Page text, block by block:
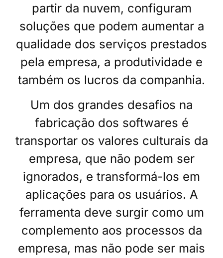
partir da nuvem, configuram
soluções que podem aumentar a
qualidade dos serviços prestados
pela empresa, a produtividade e
também os lucros da companhia.
Um dos grandes desafios na
fabricação dos softwares é
transportar os valores culturais da
empresa, que não podem ser
ignorados, e transformá-los em
aplicações para os usuários. A
ferramenta deve surgir como um
complemento aos processos da
empresa, mas não pode ser mais